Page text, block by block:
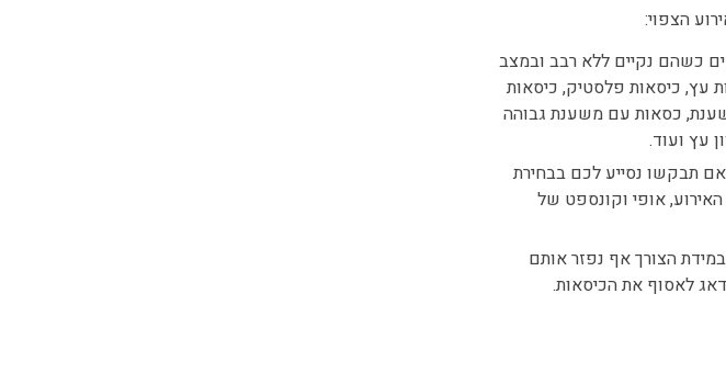
הצפוי:
כשהם נקיים ללא רבב ובמצב
עץ, כיסאות פלסטיק, כיסאות
כסאות עם משענת גבוהה
עץ ועוד.
תבקשו נסייע לכם בבחירת
אופי וקונספט של
הצורך אף נפזר אותם
לאסוף את הכיסאות.